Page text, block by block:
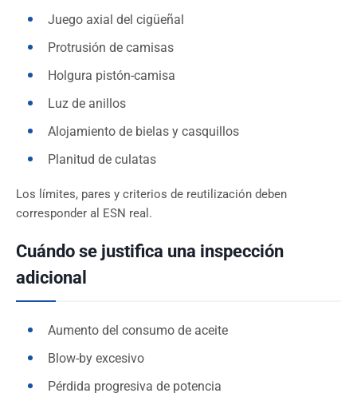
Juego axial del cigüeñal
Protrusión de camisas
Holgura pistón-camisa
Luz de anillos
Alojamiento de bielas y casquillos
Planitud de culatas
Los límites, pares y criterios de reutilización deben
corresponder al ESN real.
Cuándo se justifica una inspección
adicional
Aumento del consumo de aceite
Blow-by excesivo
Pérdida progresiva de potencia